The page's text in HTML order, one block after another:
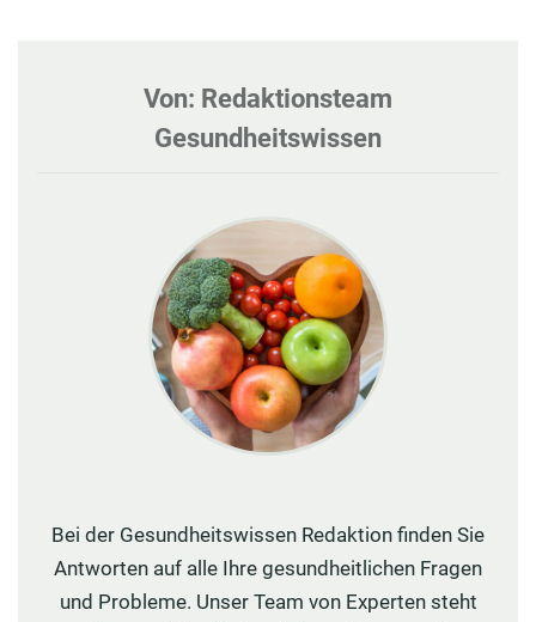
Von: Redaktionsteam
Gesundheitswissen
Bei der Gesundheitswissen Redaktion finden Sie
Antworten auf alle Ihre gesundheitlichen Fragen
und Probleme. Unser Team von Experten steht